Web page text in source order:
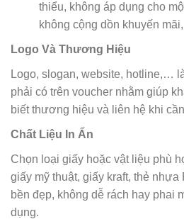
thiểu, không áp dụng cho
không cộng dồn khuyến
Logo Và Thương Hiệu
Logo, slogan, website, hotline,…
phải có trên voucher nhằm giúp
biết thương hiệu và liên hệ khi
Chất Liệu In Ấn
Chọn loại giấy hoặc vật liệu phù
giấy mỹ thuật, giấy kraft, thẻ
bền đẹp, không dễ rách hay phai
dụng.